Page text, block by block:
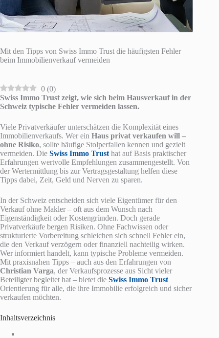
Mit den Tipps von Swiss Immo Trust die häufigsten Fehler
beim Immobilienverkauf vermeiden
0 (0)
Swiss Immo Trust zeigt, wie sich beim Hausverkauf in der
Schweiz typische Fehler vermeiden lassen.
Viele Privatverkäufer unterschätzen die Komplexität eines
Immobilienverkaufs. Wer ein Haus privat verkaufen will –
ohne Risiko, sollte häufige Stolperfallen kennen und gezielt
vermeiden. Die Swiss Immo Trust hat auf Basis praktischer
Erfahrungen wertvolle Empfehlungen zusammengestellt. Von
der Wertermittlung bis zur Vertragsgestaltung helfen diese
Tipps dabei, Zeit, Geld und Nerven zu sparen.
In der Schweiz entscheiden sich viele Eigentümer für den
Verkauf ohne Makler – oft aus dem Wunsch nach
Eigenständigkeit oder Kostengründen. Doch gerade
Privatverkäufe bergen Risiken. Ohne Fachwissen oder
strukturierte Vorbereitung schleichen sich schnell Fehler ein,
die den Verkauf verzögern oder finanziell nachteilig wirken.
Wer informiert handelt, kann typische Probleme vermeiden.
Mit praxisnahen Tipps – auch aus den Erfahrungen von
Christian Varga, der Verkaufsprozesse aus Sicht vieler
Beteiligter begleitet hat – bietet die Swiss Immo Trust
Orientierung für alle, die ihre Immobilie erfolgreich und sicher
verkaufen möchten.
Inhaltsverzeichnis